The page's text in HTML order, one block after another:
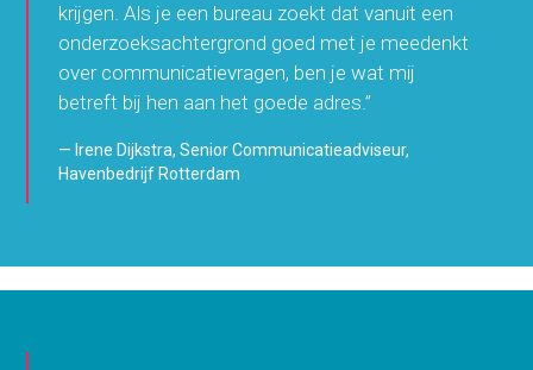
krijgen. Als je een bureau zoekt dat vanuit een
onderzoeksachtergrond goed met je meedenkt
over communicatievragen, ben je wat mij
betreft bij hen aan het goede adres.”
Irene Dijkstra, Senior Communicatieadviseur,
Havenbedrijf Rotterdam